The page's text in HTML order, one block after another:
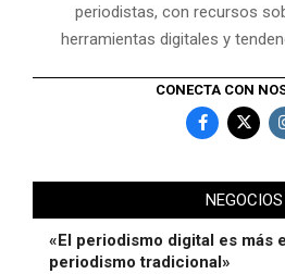
periodistas, con recursos
herramientas digitales y
CONECTA CON
NEGOCIOS
«El periodismo digital es más
periodismo tradicional»